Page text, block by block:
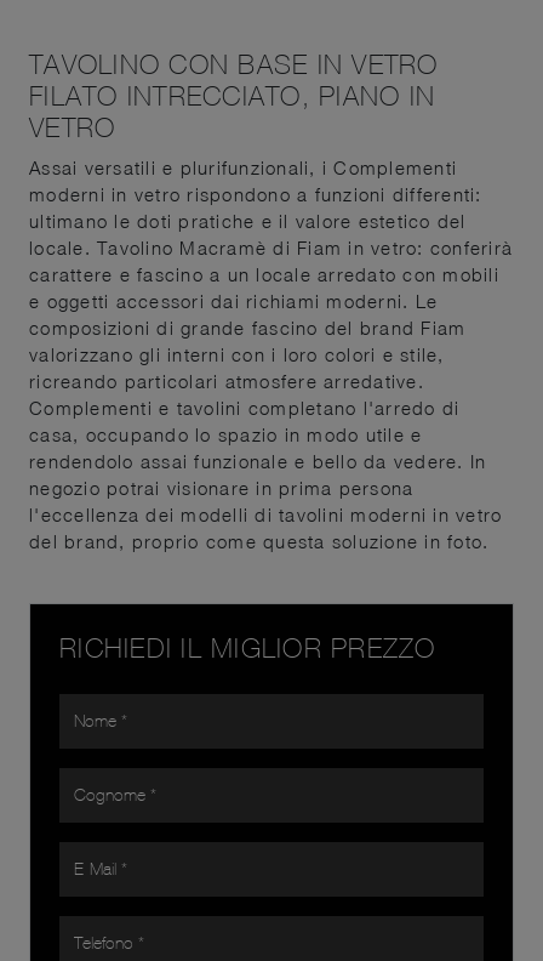
TAVOLINO CON BASE IN VETRO
FILATO INTRECCIATO, PIANO IN
VETRO
Assai versatili e plurifunzionali, i Complementi
moderni in vetro rispondono a funzioni differenti:
ultimano le doti pratiche e il valore estetico del
locale. Tavolino Macramè di Fiam in vetro: conferirà
carattere e fascino a un locale arredato con mobili
e oggetti accessori dai richiami moderni. Le
composizioni di grande fascino del brand Fiam
valorizzano gli interni con i loro colori e stile,
ricreando particolari atmosfere arredative.
Complementi e tavolini completano l'arredo di
casa, occupando lo spazio in modo utile e
rendendolo assai funzionale e bello da vedere. In
negozio potrai visionare in prima persona
l'eccellenza dei modelli di tavolini moderni in vetro
del brand, proprio come questa soluzione in foto.
RICHIEDI IL MIGLIOR PREZZO